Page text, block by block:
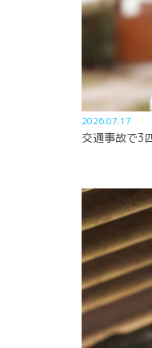
2026.07.17
交通事故で3